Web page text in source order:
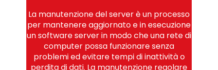
La manutenzione del server è un processo
per mantenere aggiornato e in esecuzione
un software server in modo che una rete di
computer possa funzionare senza
problemi ed evitare tempi di inattività o
perdita di dati. La manutenzione regolare